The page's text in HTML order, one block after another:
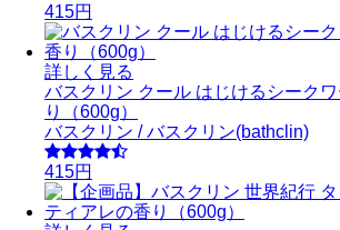
415円
詳しく見る
バスクリン クール はじけるシーク
り（600g）
バスクリン / バスクリン(bathclin)
415円